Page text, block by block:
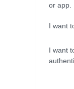
or app.
I want
I want